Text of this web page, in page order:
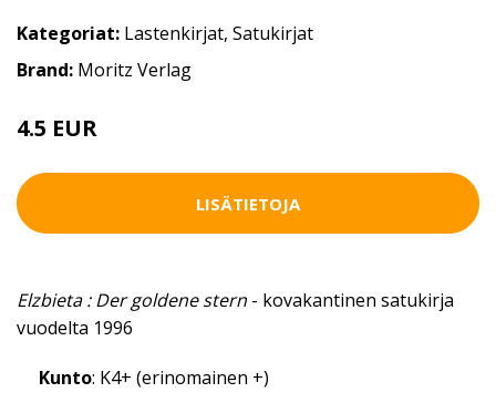
Kategoriat: Lastenkirjat, Satukirjat
Brand: Moritz Verlag
4.5 EUR
LISÄTIETOJA
Elzbieta : Der goldene stern - kovakantinen satukirja
vuodelta 1996
Kunto: K4+ (erinomainen +)